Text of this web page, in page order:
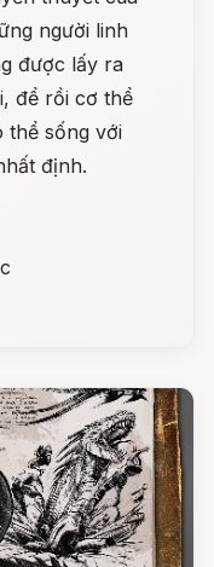
người linh
được lấy ra
để rồi cơ thể
thể sống với
định.